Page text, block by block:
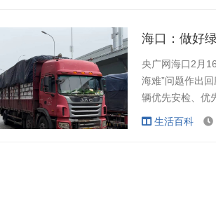
海口：做好
央广网海口2月
海难”问题作出
辆优先安检、优
交通运输和港航
生活百科